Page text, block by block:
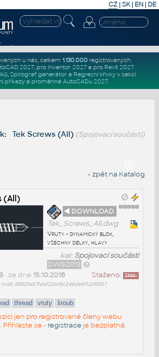
CZ | SK| EN | DE
u nás, celkem 1.130.000registrovaných
2027, pro Inventor 2027a pro Revit 2027.
, Spirograf generátor a Regresní křivkyv sekci
příkazya proměnné AutoCADu 2027.
Tek Screws (All) (Spojovací součásti)
« zpět na Katalog
(All)
◄ DOWNLOAD
Tek_Screws_All.dwg
Vruty - dynamický blok,
všechny délky, hlavy
kat:Spojovací součásti
DWG2013
Staženo: 2444x
• ze dne 15.10.2018
md5: 8892fa67fdaf22e18c246de97c24f657
thread vruty šroub
jen pro registrované členy webu
Přihlaste se - registrace je bezplatná.